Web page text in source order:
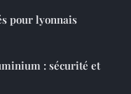
pour lyonnais
: sécurité et